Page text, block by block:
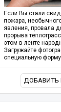
Если Вы стали
пожара,
явления, провала
прорыва
этом в ленте
Загружайте
специальную
ДОБАВИТЬ